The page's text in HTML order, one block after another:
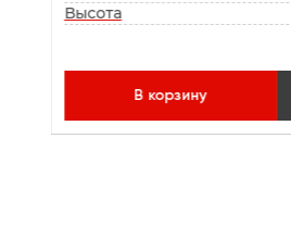
Высота
В корзину